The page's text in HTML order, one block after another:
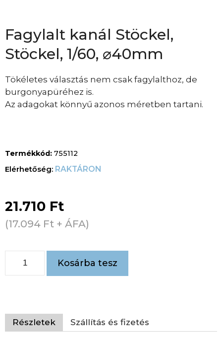
Fagylalt kanál Stöckel,
Stöckel, 1/60, ⌀40mm
Tökéletes választás nem csak fagylalthoz, de
burgonyapüréhez is.
Az adagokat könnyű azonos méretben tartani.
Termékkód: 755112
RAKTÁRON
21.710 Ft
(17.094 Ft + ÁFA)
Kosárba tesz
Részletek Szállítás és fizetés